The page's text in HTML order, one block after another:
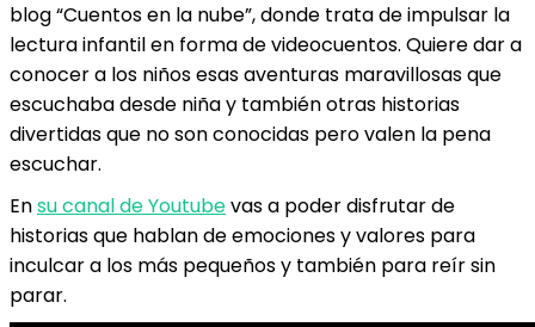
blog “Cuentos en la nube”, donde trata de impulsar la
lectura infantil en forma de videocuentos. Quiere dar a
conocer a los niños esas aventuras maravillosas que
escuchaba desde niña y también otras historias
divertidas que no son conocidas pero valen la pena
escuchar.
Ensu canal de Youtubevas a poder disfrutar de
historias que hablan de emociones y valores para
inculcar a los más pequeños y también para reír sin
parar.